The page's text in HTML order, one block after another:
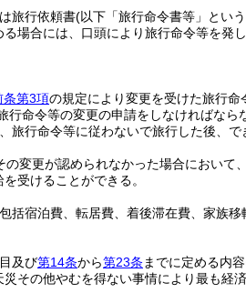
旅行依頼書(以下「旅行命令書等」とい
る場合には、口頭により旅行命令等を発
条第3項の規定により変更を受けた旅行
命令等の変更の申請をしなければなら
行命令等に従わないで旅行した後、
変更が認められなかった場合において
受けることができる。
宿泊費、転居費、着後滞在費、家族
及び第14条から第23条 までに定める内
その他やむを得ない事情により最も経